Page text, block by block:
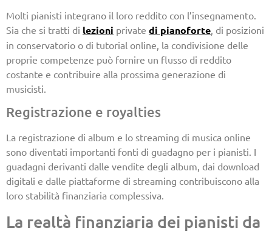
Molti pianisti integrano il loro reddito con l’insegnamento.
Sia che si tratti di lezioni private di pianoforte , di posizioni
in conservatorio o di tutorial online, la condivisione delle
proprie competenze può fornire un flusso di reddito
costante e contribuire alla prossima generazione di
musicisti.
Registrazione e royalties
La registrazione di album e lo streaming di musica online
sono diventati importanti fonti di guadagno per i pianisti. I
guadagni derivanti dalle vendite degli album, dai download
digitali e dalle piattaforme di streaming contribuiscono alla
loro stabilità finanziaria complessiva.
La realtà finanziaria dei pianisti da